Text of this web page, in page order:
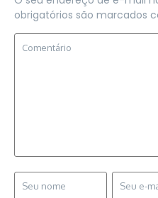
obrigatórios são marcados